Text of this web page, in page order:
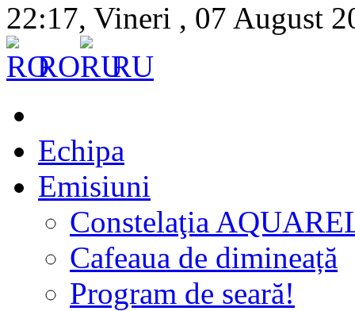
22:17, Vineri , 07 August
RO
RU
Echipa
Emisiuni
Constelaţia
Cafeaua de dimineață
Program de seară!